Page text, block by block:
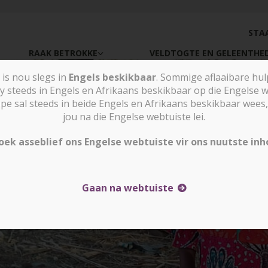
RAAK BETROKKE VELDTOGTE EN
nou slegs in Engels beskikbaar. Sommige aflaaibare
steeds in Engels en Afrikaans beskikbaar op die Engelse
sal steeds in beide Engels en Afrikaans beskikbaar
jou na die Engelse webtuiste lei.
asseblief ons Engelse webtuiste vir ons nuutste
Gaan na webtuiste